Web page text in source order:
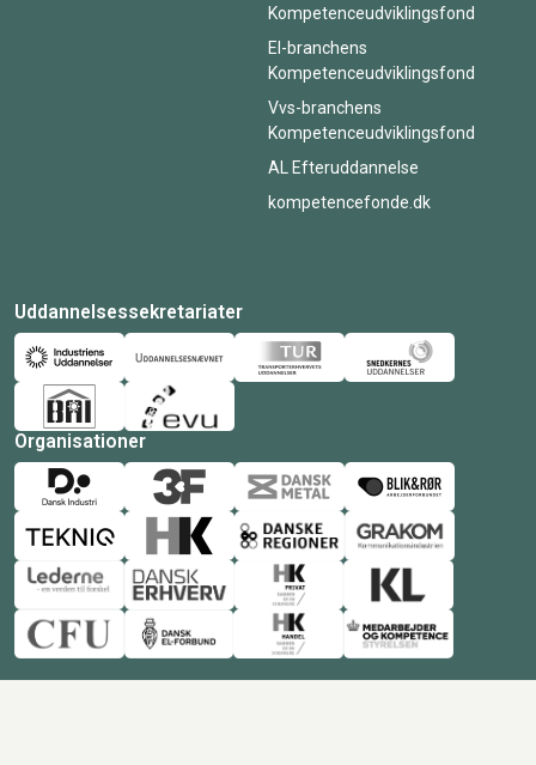
Kompetenceudviklingsfond
El-branchens
Kompetenceudviklingsfond
Vvs-branchens
Kompetenceudviklingsfond
AL Efteruddannelse
kompetencefonde.dk
Uddannelsessekretariater
Organisationer